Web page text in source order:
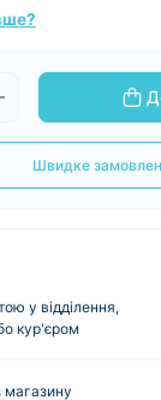
Швидке
у відділення,
кур'єром
магазину